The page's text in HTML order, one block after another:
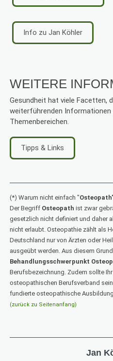
Info zu Jan Köhler
WEITERE
Gesundheit hat viele Facetten,
weiterführenden Informationen
Themenbereichen.
Tipps & Links
(*) Warum nicht einfach "
Der Begriff Osteopath ist zwar
gesetzlich nicht definiert und daher
nicht erlaubt. Osteopathie zählt als
Deutschland nur von Ärzten oder
ausgeübt werden. Aus diesem
Behandlungsschwerpunkt
Berufsbezeichnung. Zudem sollte
osteopathischen Berufsverband
fundierte osteopathische
(zurück zu Seitenanfang)
Jan